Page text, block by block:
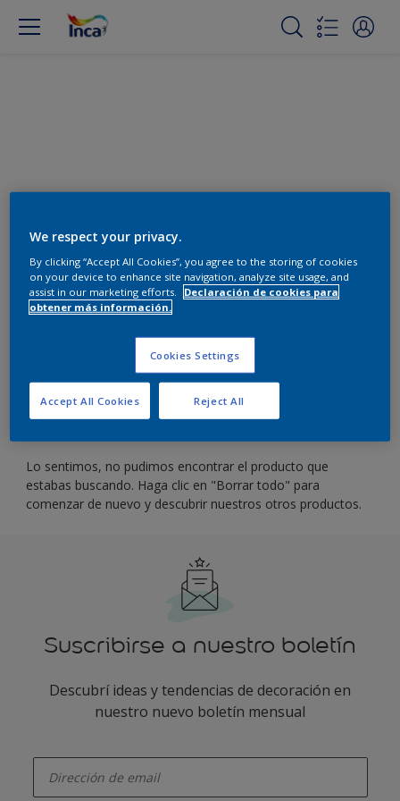
Encuentra los productos para
tu proyecto
Productos encontrados
Filter
Lo sentimos, no pudimos encontrar el producto que
estabas buscando. Haga clic en "Borrar todo" para
comenzar de nuevo y descubrir nuestros otros productos.
Suscribirse a nuestro boletín
Descubrí ideas y tendencias de decoración en
nuestro nuevo boletín mensual
We respect your privacy.
By clicking “Accept All Cookies”, you agree to the storing of cookies
on your device to enhance site navigation, analyze site usage, and
assist in our marketing efforts.
Declaración de cookies para
obtener más información.
Cookies Settings
Reject All
Accept All Cookies